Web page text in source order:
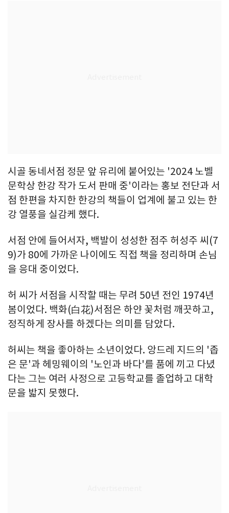
시골 동네서점 정문 앞 유리에 붙어있는 '2024 노벨
문학상 한강 작가 도서 판매 중'이라는 홍보 전단과 서
점 한편을 차지한 한강의 책들이 업계에 불고 있는 한
강 열풍을 실감케 했다.
서점 안에 들어서자, 백발이 성성한 점주 허성주 씨(7
9)가 80에 가까운 나이에도 직접 책을 정리하며 손님
을 응대 중이었다.
허 씨가 서점을 시작할 때는 무려 50년 전인 1974년
봄이었다. 백화(白花)서점은 하얀 꽃처럼 깨끗하고,
정직하게 장사를 하겠다는 의미를 담았다.
허씨는 책을 좋아하는 소년이었다. 앙드레 지드의 '좁
은 문'과 헤밍웨이의 '노인과 바다'를 품에 끼고 다녔
다는 그는 여러 사정으로 고등학교를 졸업하고 대학
문을 밟지 못했다.